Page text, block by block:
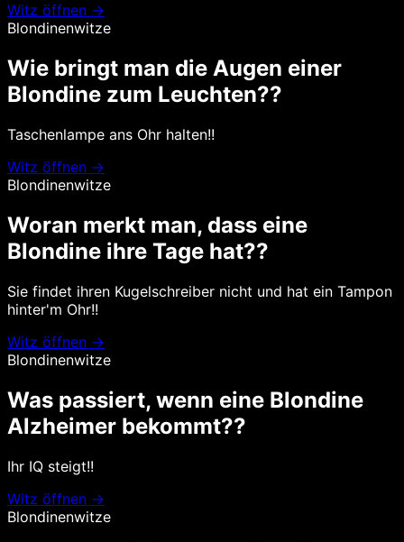
Witz öffnen →
Blondinenwitze
Wie bringt man die Augen einer
Blondine zum Leuchten??
Taschenlampe ans Ohr halten!!
Witz öffnen →
Blondinenwitze
Woran merkt man, dass eine
Blondine ihre Tage hat??
Sie findet ihren Kugelschreiber nicht und hat ein Tampon
hinter'm Ohr!!
Witz öffnen →
Blondinenwitze
Was passiert, wenn eine Blondine
Alzheimer bekommt??
Ihr IQ steigt!!
Witz öffnen →
Blondinenwitze